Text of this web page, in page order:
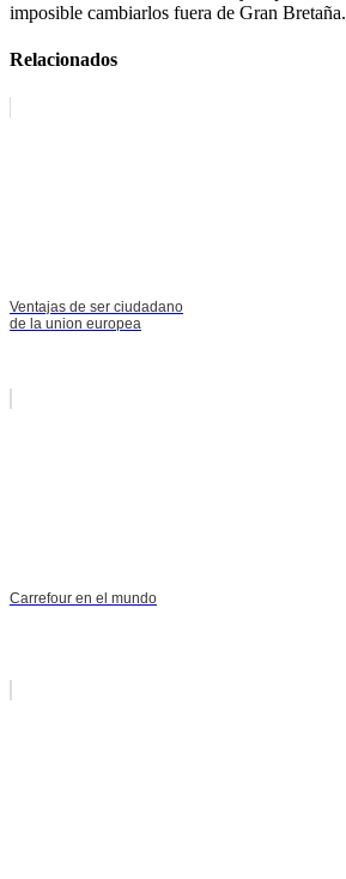
imposible cambiarlos fuera de Gran Bretaña.
Relacionados
Ventajas de ser ciudadano
de la union europea
Carrefour en el mundo